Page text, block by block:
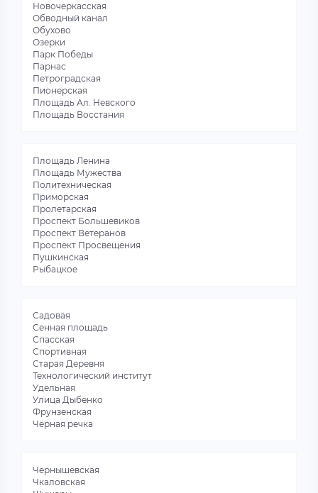
Новочеркасская
Обводный канал
Обухово
Озерки
Парк Победы
Парнас
Петроградская
Пионерская
Площадь Ал. Невского
Площадь Восстания
Площадь Ленина
Площадь Мужества
Политехническая
Приморская
Пролетарская
Проспект Большевиков
Проспект Ветеранов
Проспект Просвещения
Пушкинская
Рыбацкое
Садовая
Сенная площадь
Спасская
Спортивная
Старая Деревня
Технологический институт
Удельная
Улица Дыбенко
Фрунзенская
Чёрная речка
Чернышевская
Чкаловская